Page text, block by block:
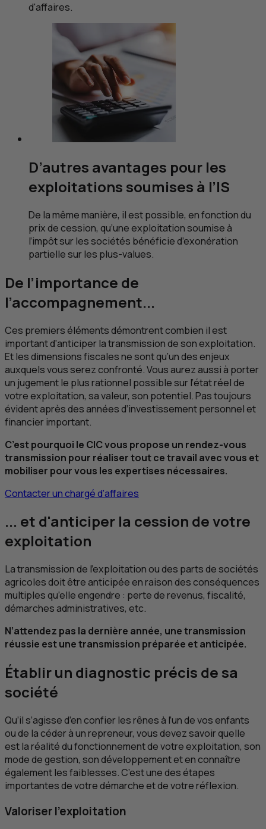
d'affaires.
D’autres avantages pour les
exploitations soumises à l’IS
De la même manière, il est possible, en fonction du
prix de cession, qu’une exploitation soumise à
l’impôt sur les sociétés bénéficie d’exonération
partielle sur les plus-values.
De l’importance de
l’accompagnement...
Ces premiers éléments démontrent combien il est
important d'anticiper la transmission de son exploitation.
Et les dimensions fiscales ne sont qu’un des enjeux
auxquels vous serez confronté. Vous aurez aussi à porter
un jugement le plus rationnel possible sur l’état réel de
votre exploitation, sa valeur, son potentiel. Pas toujours
évident après des années d’investissement personnel et
financier important.
C’est pourquoi le CICvous propose un rendez-vous
transmission pour réaliser tout ce travail avec vous et
mobiliser pour vous les expertises nécessaires.
Contacter un chargé d’affaires
... et d'anticiper la cession de votre
exploitation
La transmission de l’exploitation ou des parts de sociétés
agricoles doit être anticipée en raison des conséquences
multiples qu’elle engendre : perte de revenus, fiscalité,
démarches administratives, etc.
N’attendez pas la dernière année, une transmission
réussie est une transmission préparée et anticipée.
Établir un diagnostic précis de sa
société
Qu’il s’agisse d’en confier les rênes à l’un de vos enfants
ou de la céder à un repreneur, vous devez savoir quelle
est la réalité du fonctionnement de votre exploitation, son
mode de gestion, son développement et en connaître
également les faiblesses. C’est une des étapes
importantes de votre démarche et de votre réflexion.
Valoriser l’exploitation